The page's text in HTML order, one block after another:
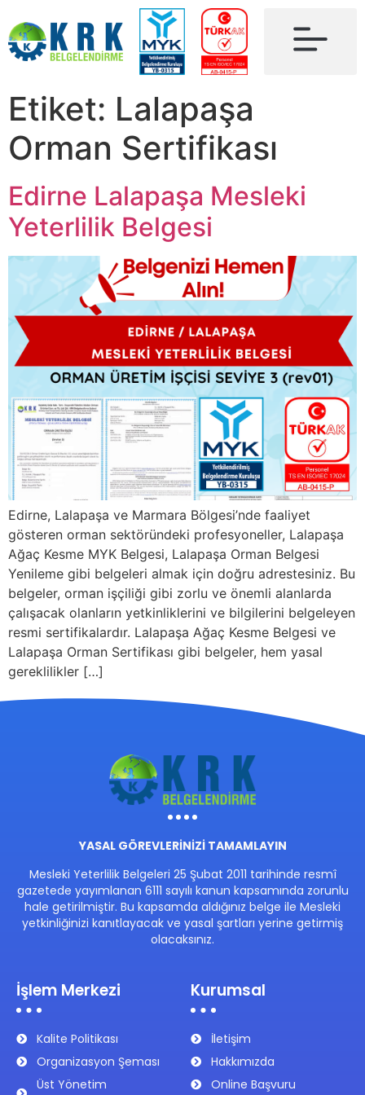
Etiket: Lalapaşa
Orman Sertifikası
Edirne Lalapaşa Mesleki
Yeterlilik Belgesi
Edirne, Lalapaşa ve Marmara Bölgesi’nde faaliyet
gösteren orman sektöründeki profesyoneller, Lalapaşa
Ağaç Kesme MYK Belgesi, Lalapaşa Orman Belgesi
Yenileme gibi belgeleri almak için doğru adrestesiniz. Bu
belgeler, orman işçiliği gibi zorlu ve önemli alanlarda
çalışacak olanların yetkinliklerini ve bilgilerini belgeleyen
resmi sertifikalardır. Lalapaşa Ağaç Kesme Belgesi ve
Lalapaşa Orman Sertifikası gibi belgeler, hem yasal
gereklilikler […]
YASAL GÖREVLERİNİZİ TAMAMLAYIN
Mesleki Yeterlilik Belgeleri 25 Şubat 2011 tarihinde resmî
gazetede yayımlanan 6111 sayılı kanun kapsamında zorunlu
hale getirilmiştir. Bu kapsamda aldığınız belge ile Mesleki
yetkinliğinizi kanıtlayacak ve yasal şartları yerine getirmiş
olacaksınız.
İşlem Merkezi
Kalite Politikası
Organizasyon Şeması
Üst Yönetim
Kurumsal
İletişim
Hakkımızda
Online Başvuru